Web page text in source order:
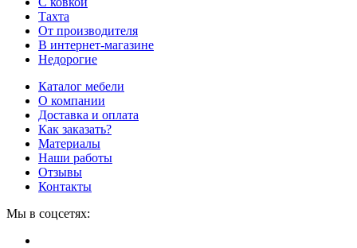
Тахта
От производителя
В интернет-магазине
Недорогие
Каталог мебели
О компании
Доставка и оплата
Как заказать?
Материалы
Наши работы
Отзывы
Контакты
Мы в соцсетях: